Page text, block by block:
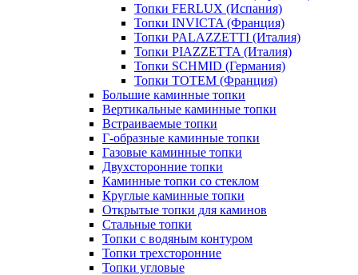
Топки FERLUX (Испания)
Топки INVICTA (Франция)
Топки PALAZZETTI (Италия)
Топки PIAZZETTA (Италия)
Топки SCHMID (Германия)
Топки TOTEM (Франция)
Большие каминные топки
Вертикальные каминные топки
Встраиваемые топки
Г-образные каминные топки
Газовые каминные топки
Двухсторонние топки
Каминные топки со стеклом
Круглые каминные топки
Открытые топки для каминов
Стальные топки
Топки с водяным контуром
Топки трехсторонние
Топки угловые